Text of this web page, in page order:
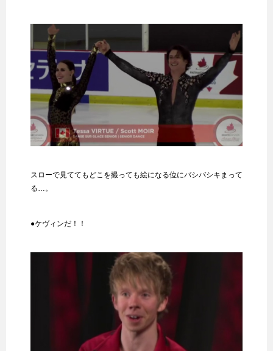
スローで見ててもどこを撮っても絵になる位にバシバシキまって
る…。
●ケヴィンだ！！